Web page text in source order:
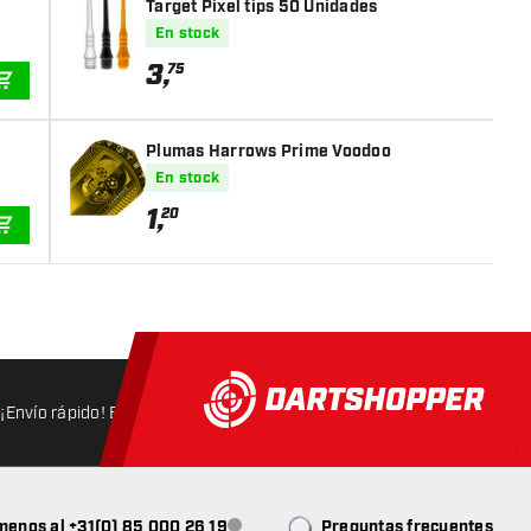
AÑADIR A LA CESTA
AÑADIR A LA CESTA
Target Pixel tips 50 Unidades
En stock
3,75
Plumas Harrows Prime Voodoo
En stock
1,20
¡Envío rápido! Expedición en 24 horas Envío gratisa partir